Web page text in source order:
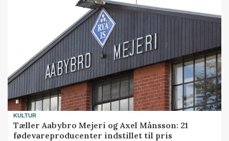
KULTUR
Tæller Aabybro Mejeri og Axel Månsson: 21
fødevareproducenter indstillet til pris